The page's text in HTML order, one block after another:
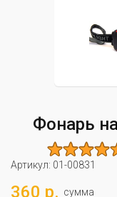
Фонарь
Артикул: 01-00831
360 р. сумма